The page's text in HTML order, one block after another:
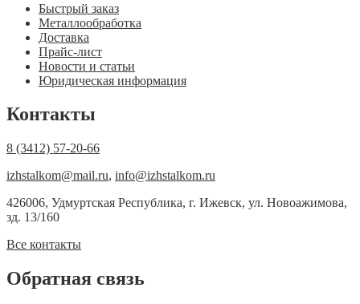
Быстрый заказ
Металлообработка
Доставка
Прайс-лист
Новости и статьи
Юридическая информация
Контакты
8 (3412) 57-20-66
izhstalkom@mail.ru, info@izhstalkom.ru
426006, Удмуртская Республика, г. Ижевск, ул. Новоажимова,
зд. 13/160
Все контакты
Обратная связь